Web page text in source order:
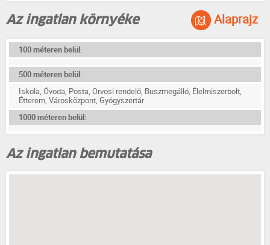
Az ingatlan környéke Alaprajz
100 méteren belül:
500 méteren belül:
Iskola, Óvoda, Posta, Orvosi rendelő, Buszmegálló, Élelmiszerbolt,
Étterem, Városközpont, Gyógyszertár
1000 méteren belül:
Az ingatlan bemutatása